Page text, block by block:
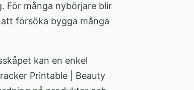
För många nybörjare blir
försöka bygga många
kan en enkel
Printable | Beauty